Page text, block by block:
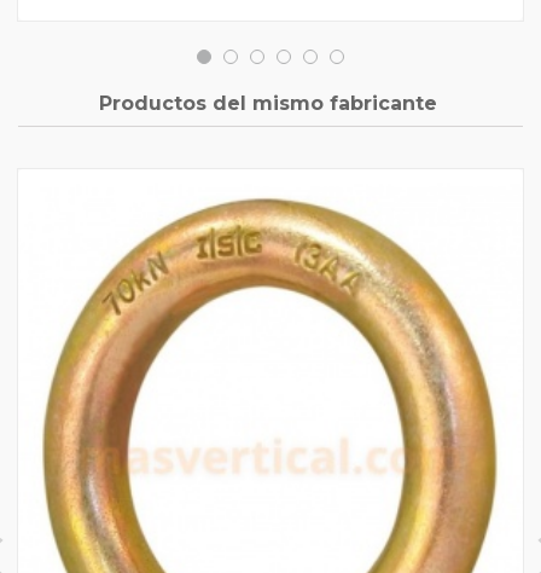
Productos del mismo fabricante